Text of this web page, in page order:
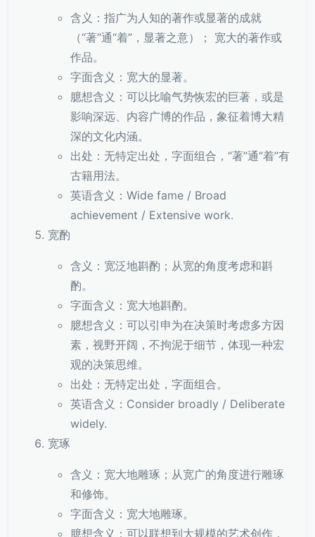
含义：指广为人知的著作或显著的成就
（“著”通“着”，显著之意）； 宽大的著作或
作品。
字面含义：宽大的显著。
臆想含义：可以比喻气势恢宏的巨著，或是
影响深远、内容广博的作品，象征着博大精
深的文化内涵。
出处：无特定出处，字面组合，“著”通“着”有
古籍用法。
英语含义：Wide fame / Broad
achievement / Extensive work.
宽酌
含义：宽泛地斟酌；从宽的角度考虑和斟
酌。
字面含义：宽大地斟酌。
臆想含义：可以引申为在决策时考虑多方因
素，视野开阔，不拘泥于细节，体现一种宏
观的决策思维。
出处：无特定出处，字面组合。
英语含义：Consider broadly / Deliberate
widely.
宽琢
含义：宽大地雕琢；从宽广的角度进行雕琢
和修饰。
字面含义：宽大地雕琢。
臆想含义：可以联想到大规模的艺术创作，